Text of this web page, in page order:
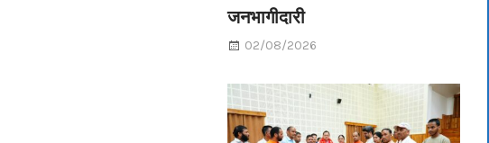
जनभागीदारी
02/08/2026